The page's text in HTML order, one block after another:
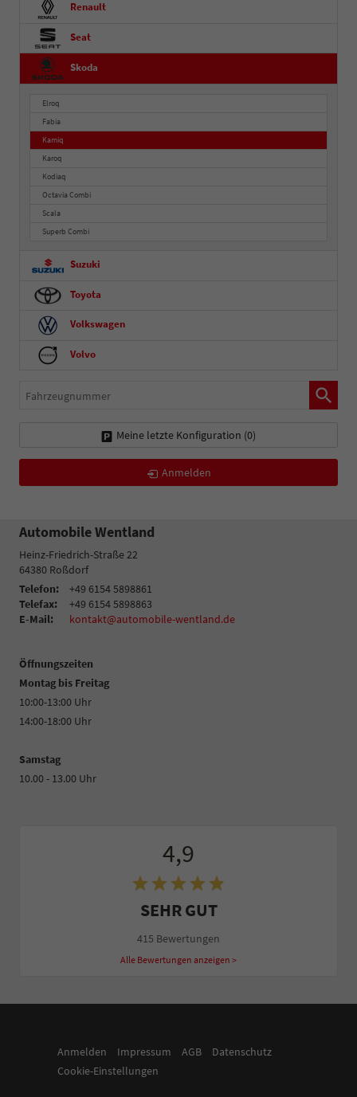
Renault
Seat
Skoda
Elroq
Fabia
Kamiq
Karoq
Kodiaq
Octavia Combi
Scala
Superb Combi
Suzuki
Toyota
Volkswagen
Volvo
Fahrzeugnummer
Meine letzte Konfiguration (0)
Anmelden
Automobile Wentland
Heinz-Friedrich-Straße 22
64380 Roßdorf
Telefon:
+49 6154 5898861
Telefax:
+49 6154 5898863
E-Mail:
kontakt@automobile-wentland.de
Öffnungszeiten
Montag bis Freitag
10:00-13:00 Uhr
14:00-18:00 Uhr
Samstag
10.00 - 13.00 Uhr
4,9
SEHR GUT
415 Bewertungen
Alle Bewertungen anzeigen >
Anmelden Impressum AGB
Datenschutz
Cookie-Einstellungen